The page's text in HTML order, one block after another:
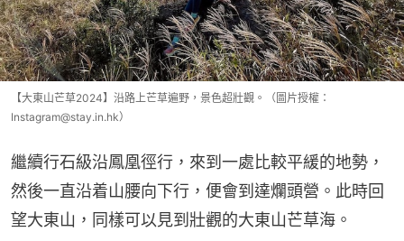
【大東山芒草2024】沿路上芒草遍野，景色超壯觀。（圖片授權：
Instagram@stay.in.hk）
繼續行石級沿鳳凰徑行，來到一處比較平緩的地勢，
然後一直沿着山腰向下行，便會到達爛頭營。此時回
望大東山，同樣可以見到壯觀的大東山芒草海。